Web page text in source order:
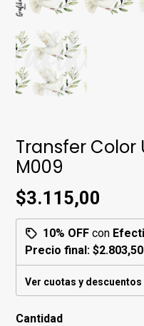
Transfer Color
M009
$3.115,00
10% OFF con
Precio final:$2.803,50
Ver cuotas y descuentos
Cantidad